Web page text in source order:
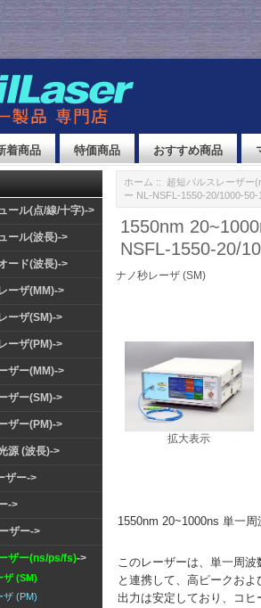
着商品 特価商品 おすすめ商品
ール(点/線/十字)->
ール(波長)->
ード(波長)->
ーザ(MM)->
ーザ(SM)->
ーザ(PM)->
ザー(MM)->
ザー(SM)->
ザー(PM)->
源 (波長)->
ザー->
->
ザー->
ザー(ns/ps/fs)->
ザ (SM)
ザ (PM)
ホーム :: 超短パルスレーザー
ー NL-NSFL-1550-20/1000-50-
1550nm
NSFL-1550-20/
ナノ秒レーザ (SM)
拡大表示
1550nm 20~1000ns 単一
このレーザーは、単一周
と連携して、高ピークお
出力は安定しており、コヒ